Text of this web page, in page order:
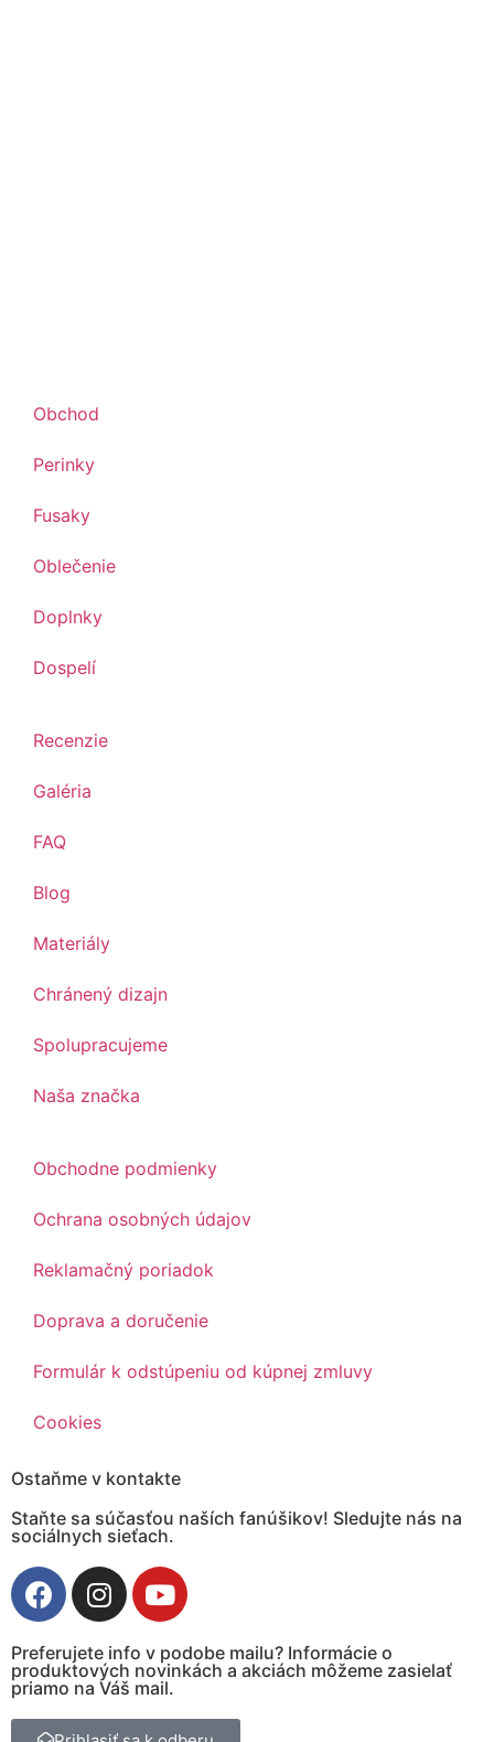
Obchod
Perinky
Fusaky
Oblečenie
Doplnky
Dospelí
Recenzie
Galéria
FAQ
Blog
Materiály
Chránený dizajn
Spolupracujeme
Naša značka
Obchodne podmienky
Ochrana osobných údajov
Reklamačný poriadok
Doprava a doručenie
Formulár k odstúpeniu od kúpnej zmluvy
Cookies
Ostaňme v kontakte
Staňte sa súčasťou naších fanúšikov! Sledujte nás na
sociálnych sieťach.
Preferujete info v podobe mailu? Informácie o
produktových novinkách a akciách môžeme zasielať
priamo na Váš mail.